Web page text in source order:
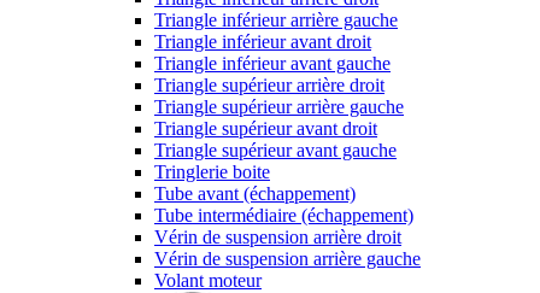
Triangle inférieur arrière gauche
Triangle inférieur avant droit
Triangle inférieur avant gauche
Triangle supérieur arrière droit
Triangle supérieur arrière gauche
Triangle supérieur avant droit
Triangle supérieur avant gauche
Tringlerie boite
Tube avant (échappement)
Tube intermédiaire (échappement)
Vérin de suspension arrière droit
Vérin de suspension arrière gauche
Volant moteur